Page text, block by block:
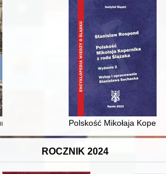
poligonu drawskiego od średniowiecza do
Polskość Mikołaja
ROCZNIK 2024